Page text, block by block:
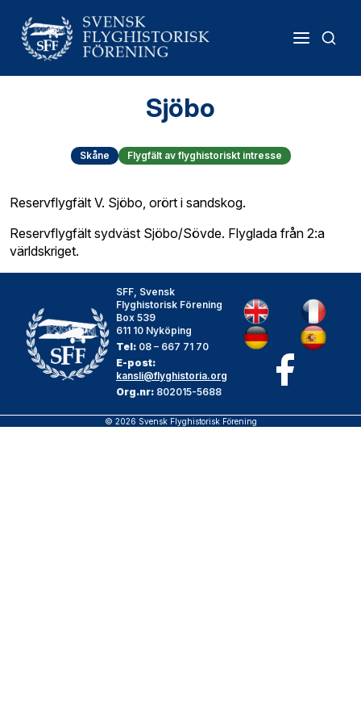
Sjöbo
Skåne Flygfält av flyghistoriskt intresse
Reservflygfält V. Sjöbo, orört i sandskog.
Reservflygfält sydväst Sjöbo/Sövde. Flyglada från 2:a
världskriget.
SFF, Svensk
Flyghistorisk Förening
Box 539
611 10 Nyköping
Tel: 08 – 667 71 70
E-post:
kansli@flyghistoria.org
Org.nr: 802015-5688
© 2026 Svensk Flyghistorisk Förening